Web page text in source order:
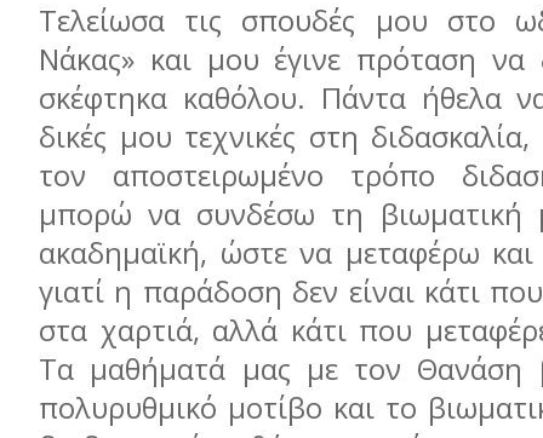
Τελείωσα τις σπουδές μου στο
Νάκας» και μου έγινε πρόταση να
σκέφτηκα καθόλου. Πάντα ήθελα
δικές μου τεχνικές στη
τον αποστειρωμένο τρόπο
μπορώ να συνδέσω τη βιωματική
ακαδημαϊκή, ώστε να μεταφέρω
γιατί η παράδοση δεν είναι κάτι
στα χαρτιά, αλλά κάτι που
Τα μαθήματά μας με τον Θανάση
πολυρυθμικό μοτίβο και το